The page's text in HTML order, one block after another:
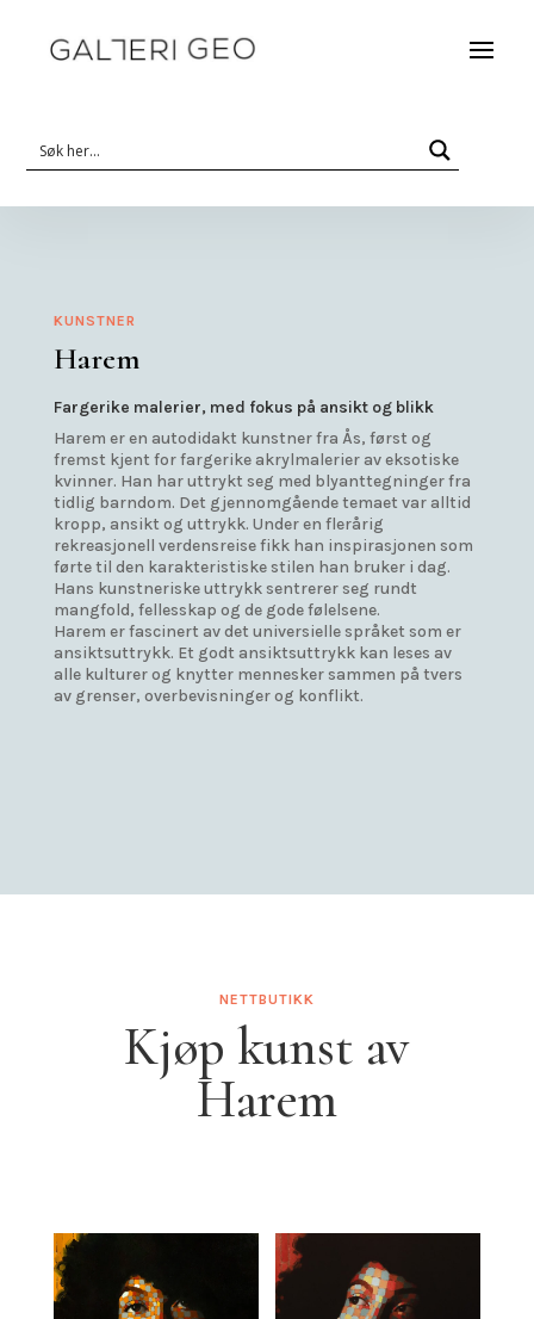
KUNSTNER
Harem
Fargerike malerier, med fokus på ansikt og blikk
Harem er en autodidakt kunstner fra Ås, først og
fremst kjent for fargerike akrylmalerier av eksotiske
kvinner. Han har uttrykt seg med blyanttegninger fra
tidlig barndom. Det gjennomgående temaet var alltid
kropp, ansikt og uttrykk. Under en flerårig
rekreasjonell verdensreise fikk han inspirasjonen som
førte til den karakteristiske stilen han bruker i dag.
Hans kunstneriske uttrykk sentrerer seg rundt
mangfold, fellesskap og de gode følelsene.
Harem er fascinert av det universielle språket som er
ansiktsuttrykk. Et godt ansiktsuttrykk kan leses av
alle kulturer og knytter mennesker sammen på tvers
av grenser, overbevisninger og konflikt.
NETTBUTIKK
Kjøp kunst av
Harem